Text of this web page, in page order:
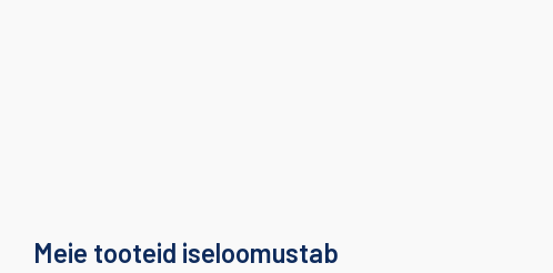
Meie tooteid iseloomustab